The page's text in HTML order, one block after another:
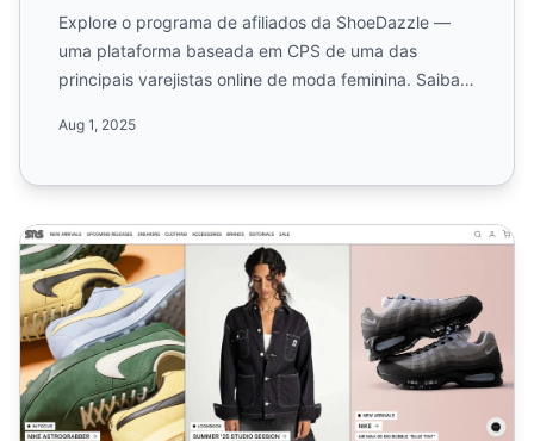
Explore o programa de afiliados da ShoeDazzle —
uma plataforma baseada em CPS de uma das
principais varejistas online de moda feminina. Saiba
Aug 1, 2025
Programa de Afiliados Sneakersnstuff